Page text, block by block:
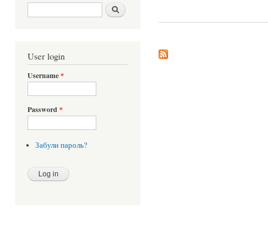
Search form Шукати
User login
Username*
Password *
Забули пароль?